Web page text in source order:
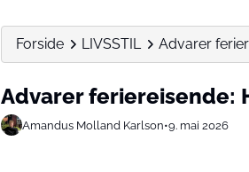
Forside LIVSSTIL Advarer
Advarer feriereisende:
Amandus Molland Karlson•9. mai 2026